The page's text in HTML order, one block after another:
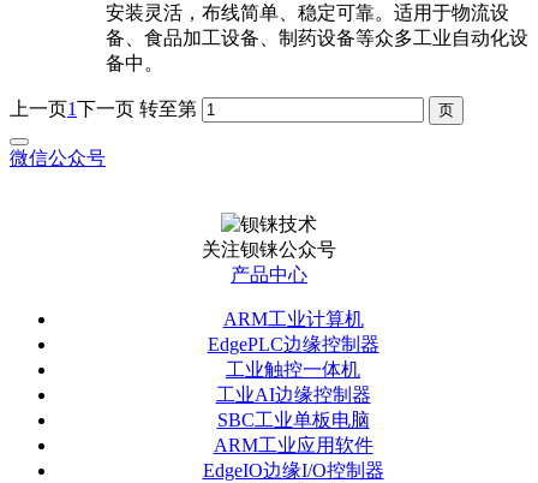
安装灵活，布线简单、稳定可靠。适用于物流设
备、食品加工设备、制药设备等众多工业自动化设
备中。
上一页1下一页 转至第
微信公众号
关注钡铼公众号
产品中心
ARM工业计算机
EdgePLC边缘控制器
工业触控一体机
工业AI边缘控制器
SBC工业单板电脑
ARM工业应用软件
EdgeIO边缘I/O控制器